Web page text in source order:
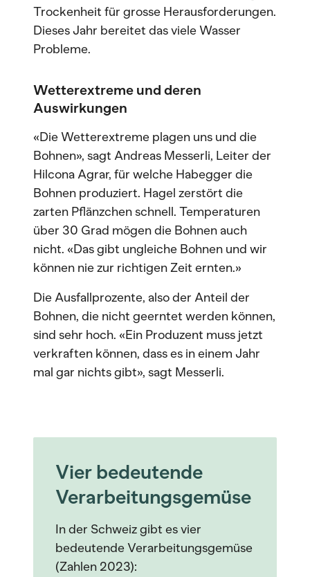
Trockenheit für grosse Herausforderungen.
Dieses Jahr bereitet das viele Wasser
Probleme.
Wetterextreme und deren
Auswirkungen
«Die Wetterextreme plagen uns und die
Bohnen», sagt Andreas Messerli, Leiter der
Hilcona Agrar, für welche Habegger die
Bohnen produziert. Hagel zerstört die
zarten Pflänzchen schnell. Temperaturen
über 30 Grad mögen die Bohnen auch
nicht. «Das gibt ungleiche Bohnen und wir
können nie zur richtigen Zeit ernten.»
Die Ausfallprozente, also der Anteil der
Bohnen, die nicht geerntet werden können,
sind sehr hoch. «Ein Produzent muss jetzt
verkraften können, dass es in einem Jahr
mal gar nichts gibt», sagt Messerli.
Vier bedeutende
Verarbeitungsgemüse
In der Schweiz gibt es vier
bedeutende Verarbeitungsgemüse
(Zahlen 2023):